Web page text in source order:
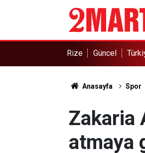
Rize Güncel
Anasayfa Spor
Zakaria
atmaya